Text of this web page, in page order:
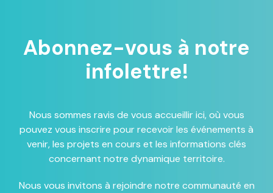
Abonnez-vous à notre
infolettre!
Nous sommes ravis de vous accueillir ici, où vous
pouvez vous inscrire pour recevoir les événements à
venir, les projets en cours et les informations clés
concernant notre dynamique territoire.
Nous vous invitons à rejoindre notre communauté en